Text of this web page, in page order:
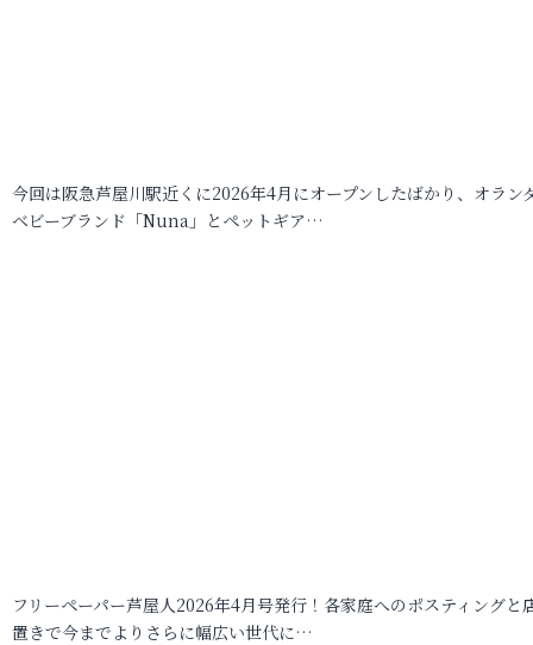
今回は阪急芦屋川駅近くに2026年4月にオープンしたばかり、オラン
ベビーブランド「Nuna」とペットギア…
フリーペーパー芦屋人2026年4月号発行！各家庭へのポスティングと
置きで今までよりさらに幅広い世代に…